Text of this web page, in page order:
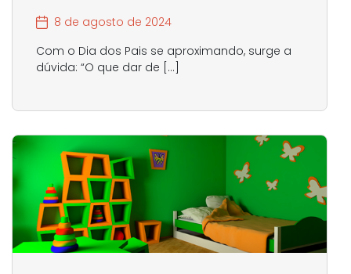
8 de agosto de 2024
Com o Dia dos Pais se aproximando, surge a
dúvida: “O que dar de […]